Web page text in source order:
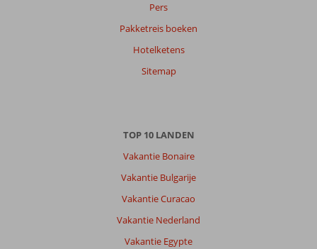
Pers
Pakketreis boeken
Hotelketens
Sitemap
TOP 10 LANDEN
Vakantie Bonaire
Vakantie Bulgarije
Vakantie Curacao
Vakantie Nederland
Vakantie Egypte